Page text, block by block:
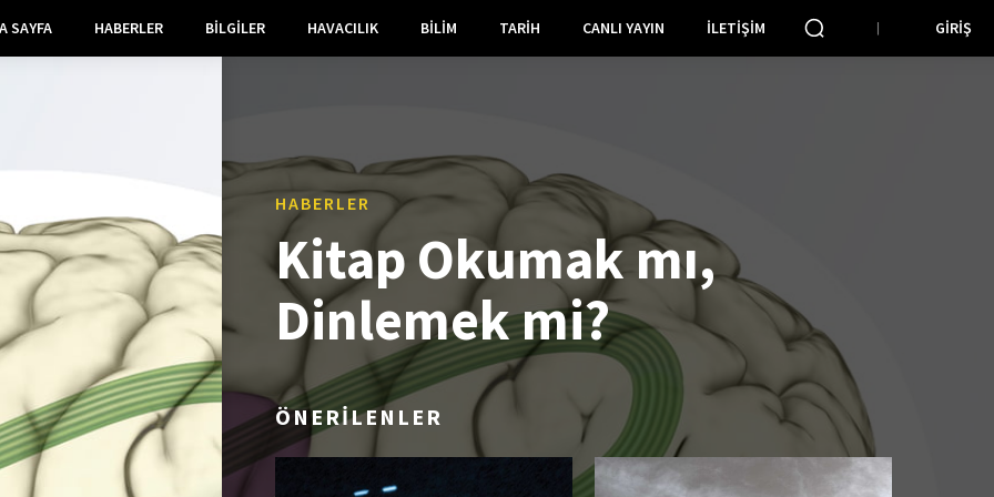
SAYFA HABERLER BILGILER HAVACILIK BILIM TARIH CANLI YAYIN İLETIŞIM GIRIŞ
HABERLER
Kitap Okumak mı,
Dinlemek mi?
ÖNERİLENLER